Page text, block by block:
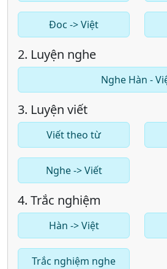
Đoc -> Việt
2. Luyện nghe
Nghe Hàn -
3. Luyện viết
Viết theo từ
Nghe -> Viết
4. Trắc nghiệm
Hàn -> Việt
Trắc nghiệm nghe